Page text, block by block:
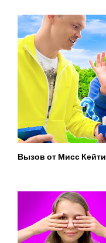
Вызов от Мисс Кейти